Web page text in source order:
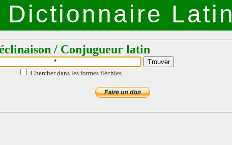
Dictionnaire Latin
/ Conjugueur latin
Chercher dans les formes fléchies